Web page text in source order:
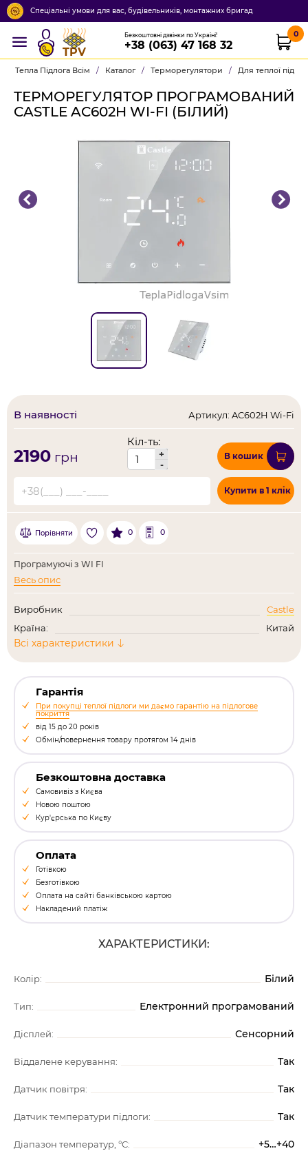
Спеціальні умови для вас, будівельників, монтажних бригад
TPV
Безкоштовні дзвінки по Україні!
+38 (063) 47 168 32
0
Тепла Підлога Всім / Каталог / Терморегулятори / Для теплої
ТЕРМОРЕГУЛЯТОР ПРОГРАМОВАНИЙ
CASTLE AC602H WI-FI (БІЛИЙ)
В наявності Артикул: AC602H Wi-Fi
2190 грн
Кіл-ть:
+
-
В кошик
Купити в 1 клік
Порівняти 0 0
Програмуючі з WI FI
Весь опис
Виробник
Castle
Країна:
Китай
Всі характеристики
Гарантія
При покупці теплої підлоги ми даємо гарантію на підлогове
покриття
від 15 до 20 років
Обмін/повернення товару протягом 14 днів
Безкоштовна доставка
Самовивіз з Києва
Новою поштою
Кур'єрська по Києву
Оплата
Готівкою
Безготівкою
Оплата на сайті банківською картою
Накладений платіж
ХАРАКТЕРИСТИКИ:
Колір: Білий
Тип: Електронний програмований
Дісплей: Сенсорний
Віддалене керування: Так
Датчик повітря: Так
Датчик температури підлоги: Так
Діапазон температур, °C: +5…+40